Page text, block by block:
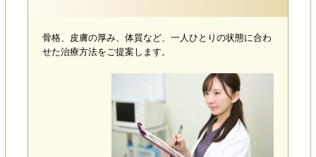
骨格、皮膚の厚み、体質など、一人ひとりの状態に合わ
せた治療方法をご提案します。